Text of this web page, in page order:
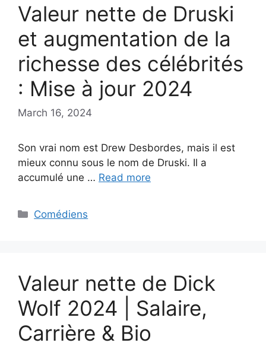
Valeur nette de Druski
et augmentation de la
richesse des célébrités
: Mise à jour 2024
March 16, 2024
Son vrai nom est Drew Desbordes, mais il est
mieux connu sous le nom de Druski. Il a
accumulé une … Read more
Categories
Comédiens
Valeur nette de Dick
Wolf 2024 | Salaire,
Carrière & Bio